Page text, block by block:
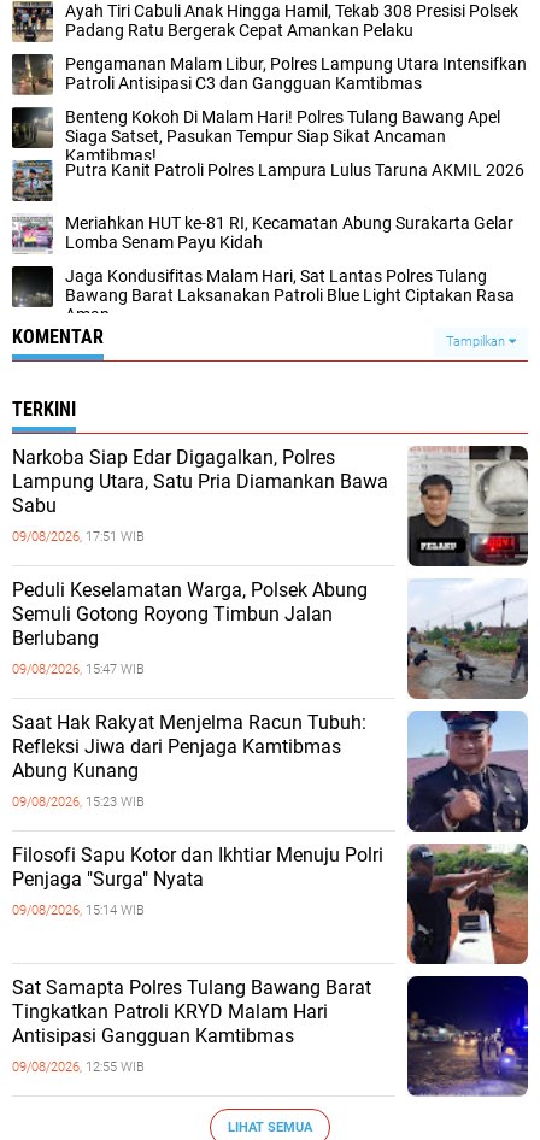
Ayah Tiri Cabuli Anak Hingga Hamil, Tekab 308 Presisi Polsek
Padang Ratu Bergerak Cepat Amankan Pelaku
Pengamanan Malam Libur, Polres Lampung Utara Intensifkan
Patroli Antisipasi C3 dan Gangguan Kamtibmas
Benteng Kokoh Di Malam Hari! Polres Tulang Bawang Apel
Siaga Satset, Pasukan Tempur Siap Sikat Ancaman
Kamtibmas!
Putra Kanit Patroli Polres Lampura Lulus Taruna AKMIL 2026
Meriahkan HUT ke-81 RI, Kecamatan Abung Surakarta Gelar
Lomba Senam Payu Kidah
Jaga Kondusifitas Malam Hari, Sat Lantas Polres Tulang
Bawang Barat Laksanakan Patroli Blue Light Ciptakan Rasa
Aman
KOMENTAR Tampilkan
TERKINI
Narkoba Siap Edar Digagalkan, Polres
Lampung Utara, Satu Pria Diamankan Bawa
Sabu
09/08/2026, 17:51 WIB
Peduli Keselamatan Warga, Polsek Abung
Semuli Gotong Royong Timbun Jalan
Berlubang
09/08/2026, 15:47 WIB
Saat Hak Rakyat Menjelma Racun Tubuh:
Refleksi Jiwa dari Penjaga Kamtibmas
Abung Kunang
09/08/2026, 15:23 WIB
Filosofi Sapu Kotor dan Ikhtiar Menuju Polri
Penjaga "Surga" Nyata
09/08/2026, 15:14 WIB
Sat Samapta Polres Tulang Bawang Barat
Tingkatkan Patroli KRYD Malam Hari
Antisipasi Gangguan Kamtibmas
09/08/2026, 12:55 WIB
LIHAT SEMUA